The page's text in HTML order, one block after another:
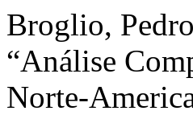
Broglio,
“Análise
Norte-